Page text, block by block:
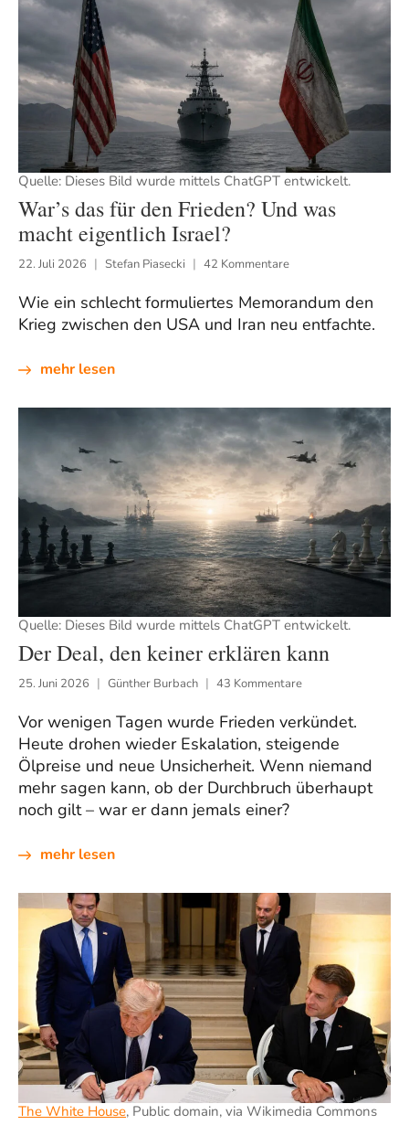
Quelle: Dieses Bild wurde mittels ChatGPT entwickelt.
War’s das für den Frieden? Und was
macht eigentlich Israel?
22. Juli 2026 Stefan Piasecki 42 Kommentare
Wie ein schlecht formuliertes Memorandum den
Krieg zwischen den USA und Iran neu entfachte.
mehr lesen
Quelle: Dieses Bild wurde mittels ChatGPT entwickelt.
Der Deal, den keiner erklären kann
25. Juni 2026 Günther Burbach 43 Kommentare
Vor wenigen Tagen wurde Frieden verkündet.
Heute drohen wieder Eskalation, steigende
Ölpreise und neue Unsicherheit. Wenn niemand
mehr sagen kann, ob der Durchbruch überhaupt
noch gilt – war er dann jemals einer?
mehr lesen
The White House, Public domain, via Wikimedia Commons